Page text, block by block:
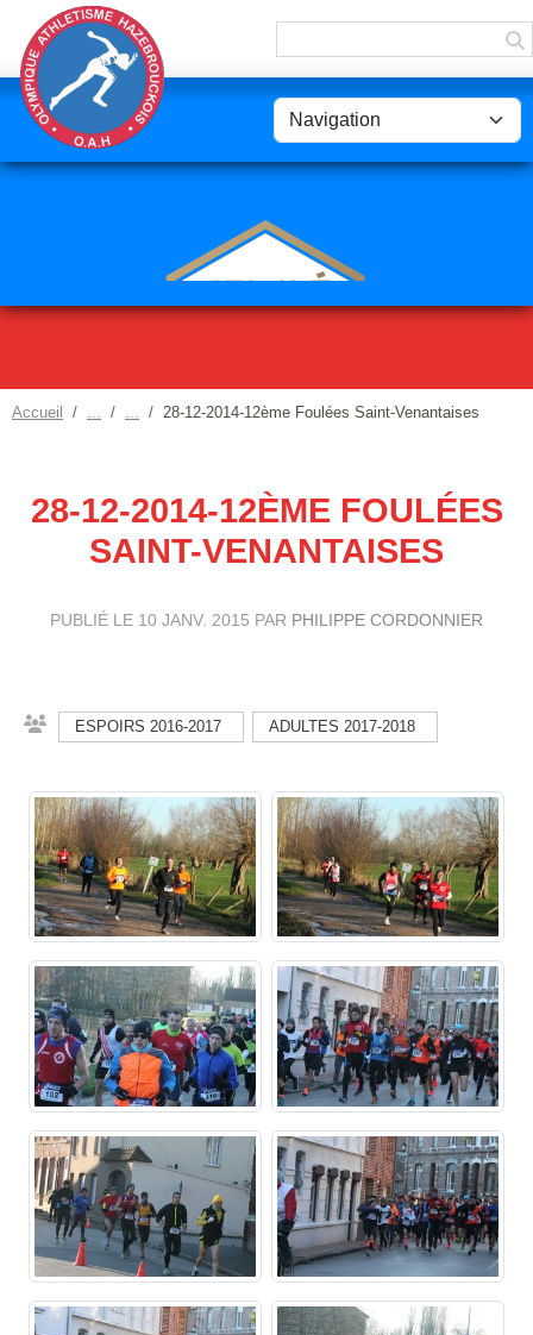
Accueil 28-12-2014-12ème Foulées Saint-Venantaises
28-12-2014-12ÈME FOULÉES
SAINT-VENANTAISES
PUBLIÉ LE 10 JANV. 2015 PAR PHILIPPE CORDONNIER
ESPOIRS 2016-2017 ADULTES 2017-2018
Panneau de gestion des cookies